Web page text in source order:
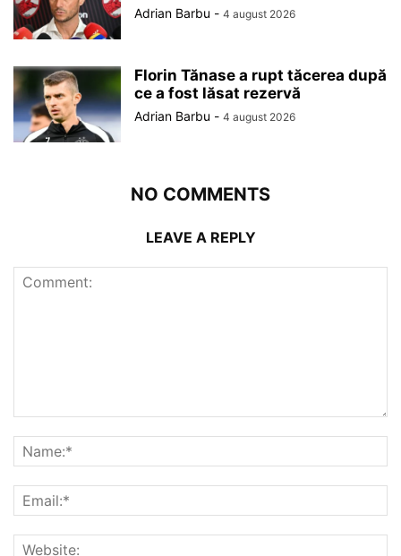
Adrian Barbu - 4 august 2026
Florin Tănase a rupt tăcerea după
ce a fost lăsat rezervă
Adrian Barbu - 4 august 2026
NO COMMENTS
LEAVE A REPLY